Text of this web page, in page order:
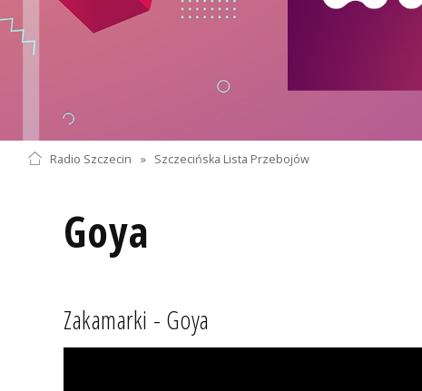
Radio Szczecin » Szczecińska Lista Przebojów
Goya
Zakamarki - Goya